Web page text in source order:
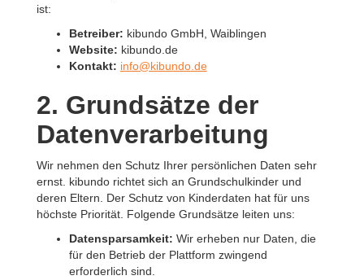
ist:
Betreiber: kibundo GmbH, Waiblingen
Website: kibundo.de
Kontakt: info@kibundo.de
2. Grundsätze der
Datenverarbeitung
Wir nehmen den Schutz Ihrer persönlichen Daten sehr
ernst. kibundo richtet sich an Grundschulkinder und
deren Eltern. Der Schutz von Kinderdaten hat für uns
höchste Priorität. Folgende Grundsätze leiten uns:
Datensparsamkeit: Wir erheben nur Daten, die
für den Betrieb der Plattform zwingend
erforderlich sind.